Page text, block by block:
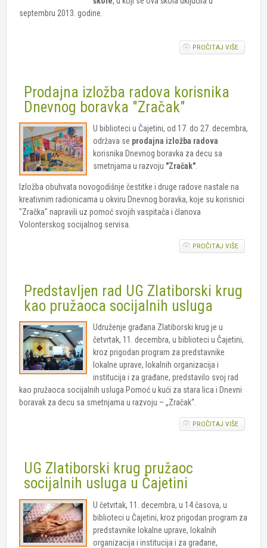
septembru 2013. godine.
PROČITAJ VIŠEO
Prodajna izložba radova korisnika
Dnevnog boravka "Zračak"
U biblioteci u Čajetini, od 17. do 27. decembra,
održava se prodajna izložba radova
korisnika Dnevnog boravka za decu sa
smetnjama u razvoju "Zračak".
Izložba obuhvata novogodišnje čestitke i druge radove nastale na
kreativnim radionicama u okviru Dnevnog boravka, koje su korisnici
"Zračka" napravili uz pomoć svojih vaspitača i članova
Volonterskog socijalnog servisa.
PROČITAJ VIŠEO
DNEVNOG
Predstavljen rad UG Zlatiborski krug
kao pružaoca socijalnih usluga
Udruženje građana Zlatiborski krug je u
četvrtak, 11. decembra, u biblioteci u Čajetini,
kroz prigodan program za predstavnike
lokalne uprave, lokalnih organizacija i
institucija i za građane, predstavilo svoj rad
kao pružaoca socijalnih usluga Pomoć u kući za stara lica i Dnevni
boravak za decu sa smetnjama u razvoju – „Zračak“.
PROČITAJ VIŠEO
UG Zlatiborski krug pružaoc
socijalnih usluga u Čajetini
U četvrtak, 11. decembra, u 14 časova, u
biblioteci u Čajetini, kroz prigodan program za
predstavnike lokalne uprave, lokalnih
organizacija i institucija i za građane,